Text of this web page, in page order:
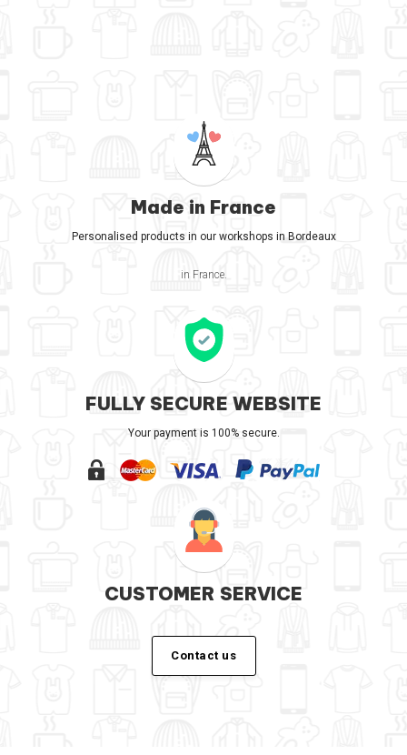
Made in France
Personalised products in our workshops in Bordeaux
in France.
FULLY SECURE WEBSITE
Your payment is 100% secure.
CUSTOMER SERVICE
Contact us